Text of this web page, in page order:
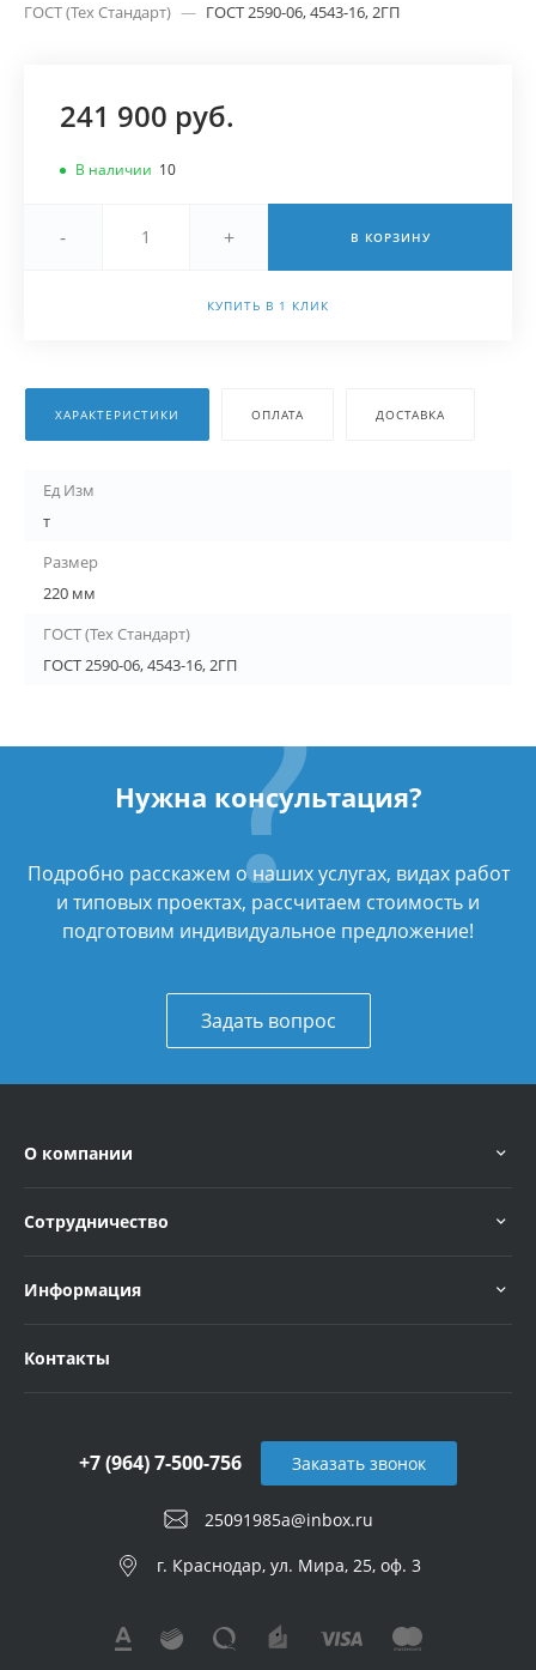
ГОСТ (Тех Стандарт) — ГОСТ 2590-06, 4543-16, 2ГП
241 900 руб.
В наличии 10
- + В КОРЗИНУ
КУПИТЬ В 1 КЛИК
ХАРАКТЕРИСТИКИ ОПЛАТА ДОСТАВКА
Ед Изм
т
Размер
220 мм
ГОСТ (Тех Стандарт)
ГОСТ 2590-06, 4543-16, 2ГП
Нужна консультация?
Подробно расскажем о наших услугах, видах работ
и типовых проектах, рассчитаем стоимость и
подготовим индивидуальное предложение!
Задать вопрос
О компании
Сотрудничество
Информация
Контакты
25091985a@inbox.ru
+7 (964) 7-500-756
г. Краснодар, ул. Мира, 25, оф. 3
Заказать звонок